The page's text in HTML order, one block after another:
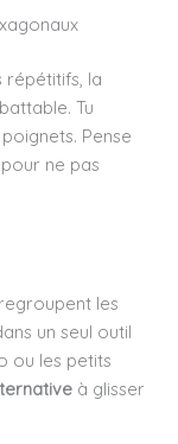
répétitifs, la
Tu
Pense
pour ne pas
les
un seul outil
ou les petits
à glisser